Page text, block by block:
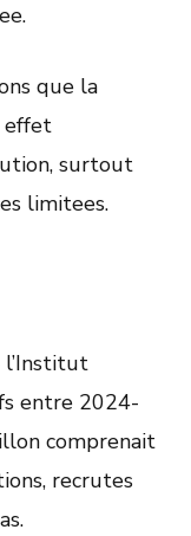
que la
effet
surtout
limitees.
l’Institut
entre 2024-
comprenait
recrutes